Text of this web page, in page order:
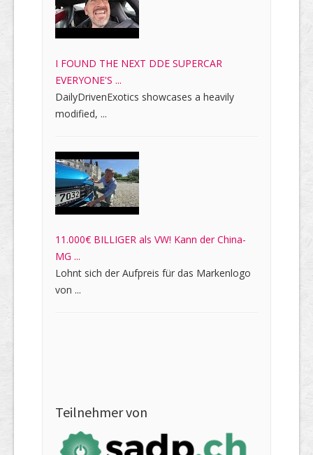
I FOUND THE NEXT DDE SUPERCAR
EVERYONE'S ...
DailyDrivenExotics showcases a heavily
modified, ...
11.000€ BILLIGER als VW! Kann der China-
MG ...
Lohnt sich der Aufpreis für das Markenlogo
von ...
Teilnehmer von